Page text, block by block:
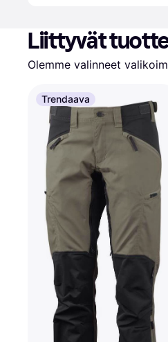
Liittyvät
Olemme valinneet
Trendaava